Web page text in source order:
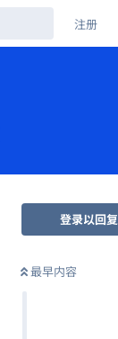
注册
登录以回复
最早内容